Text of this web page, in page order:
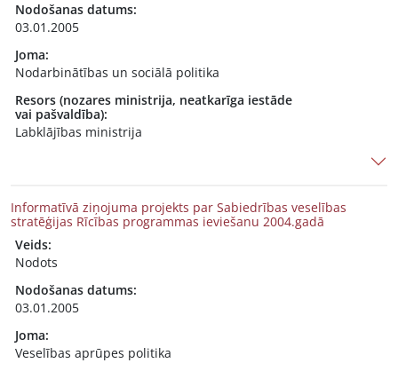
Nodošanas datums:
03.01.2005
Joma:
Nodarbinātības un sociālā politika
Resors (nozares ministrija, neatkarīga iestāde
vai pašvaldība):
Labklājības ministrija
Informatīvā ziņojuma projekts par Sabiedrības veselības
stratēģijas Rīcības programmas ieviešanu 2004.gadā
Veids:
Nodots
Nodošanas datums:
03.01.2005
Joma:
Veselības aprūpes politika